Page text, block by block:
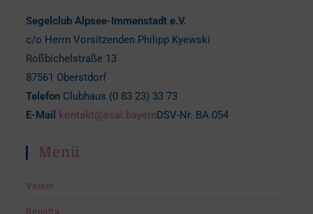
Segelclub Alpsee-Immenstadt e.V.
c/o Herrn Vorsitzenden Philipp Kyewski
Roßbichelstraße 13
87561 Oberstdorf
Telefon Clubhaus (0 83 23) 33 73
E-Mail
kontakt@scai.bayernDSV-Nr. BA 054
Menü
Verein
Regatta